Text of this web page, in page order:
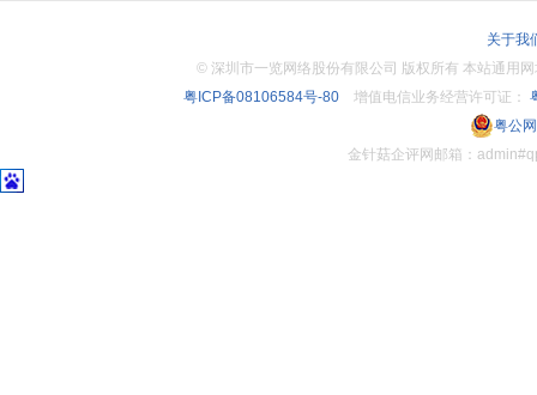
关于我
© 深圳市一览网络股份有限公司 版权所有 本站通
粤ICP备08106584号-80增值电信业务经营许可证：
粤公
金针菇企评网邮箱：